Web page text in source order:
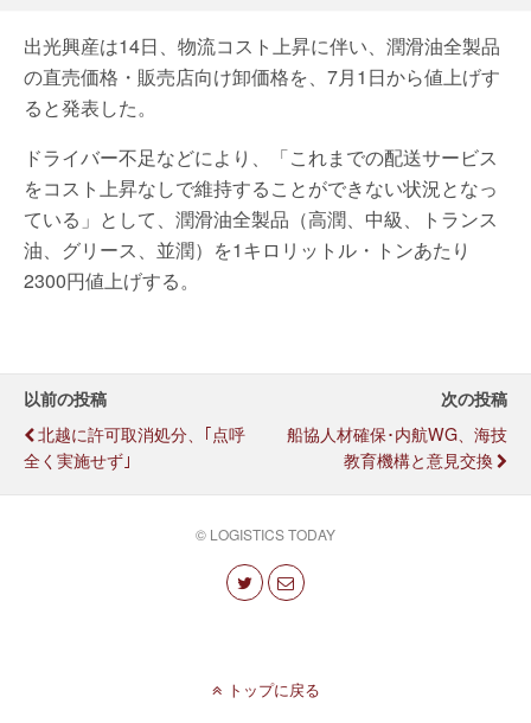
出光興産は14日、物流コスト上昇に伴い、潤滑油全製品
の直売価格・販売店向け卸価格を、7月1日から値上げす
ると発表した。
ドライバー不足などにより、「これまでの配送サービス
をコスト上昇なしで維持することができない状況となっ
ている」として、潤滑油全製品（高潤、中級、トランス
油、グリース、並潤）を1キロリットル・トンあたり
2300円値上げする。
以前の投稿
北越に許可取消処分、｢点呼
全く実施せず｣
次の投稿
船協人材確保･内航WG、海技
教育機構と意見交換
© LOGISTICS TODAY
トップに戻る